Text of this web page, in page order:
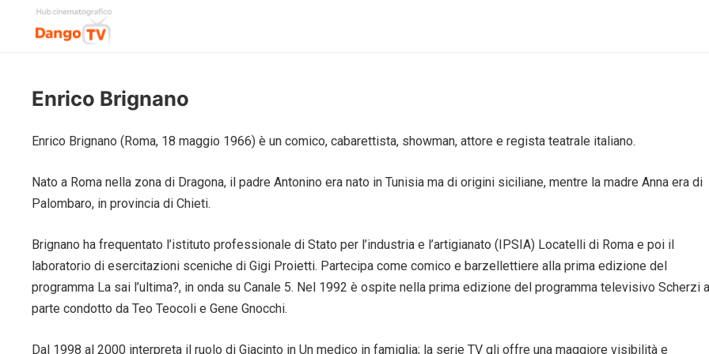
Enrico Brignano
Enrico Brignano (Roma, 18 maggio 1966) è un comico, cabarettista, showman, attore e regista teatrale italiano.
Nato a Roma nella zona di Dragona, il padre Antonino era nato in Tunisia ma di origini siciliane, mentre la madre Anna era di
Palombaro, in provincia di Chieti.
Brignano ha frequentato l’istituto professionale di Stato per l’industria e l’artigianato (IPSIA) Locatelli di Roma e poi il
laboratorio di esercitazioni sceniche di Gigi Proietti. Partecipa come comico e barzellettiere alla prima edizione del
programma La sai l’ultima?, in onda su Canale 5. Nel 1992 è ospite nella prima edizione del programma televisivo Scherzi
parte condotto da Teo Teocoli e Gene Gnocchi.
Dal 1998 al 2000 interpreta il ruolo di Giacinto in Un medico in famiglia; la serie TV gli offre una maggiore visibilità e